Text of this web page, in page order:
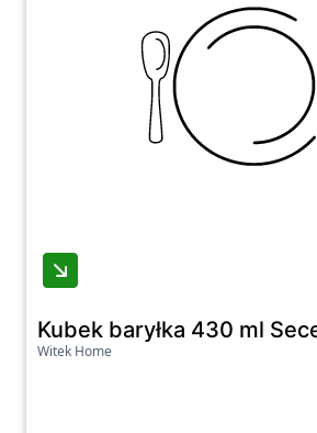
Kubek baryłka 430 ml
Witek Home